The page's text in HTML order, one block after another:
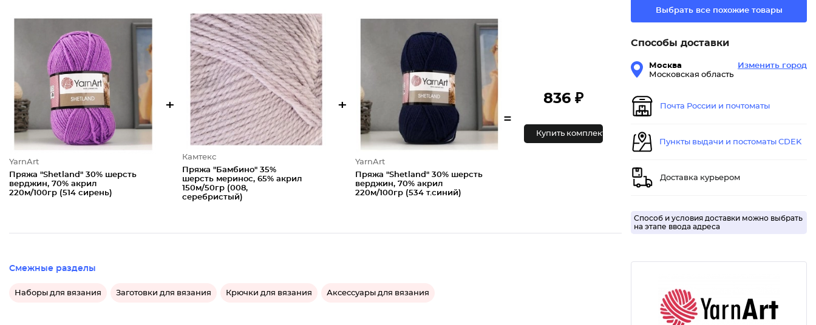
YarnArt
Пряжа "Shetland" 30% шерсть
верджин, 70% акрил
220м/100гр (514 сирень)
+
Камтекс
Пряжа "Бамбино" 35%
шерсть меринос, 65% акрил
150м/50гр (008,
серебристый)
+
YarnArt
Пряжа "Shetland" 30% шерсть
верджин, 70% акрил
220м/100гр (534 т.синий)
=
836 ₽
Купить комплект
Смежные разделы
Наборы для вязания Заготовки для вязания Крючки для вязания Аксессуары для вязания
Выбрать все похожие товары
Способы доставки
Москва
Московская область
Изменить город
Почта России и почтоматы
Пункты выдачи и постоматы CDEK
Доставка курьером
Способ и условия доставки можно выбрать
на этапе ввода адреса